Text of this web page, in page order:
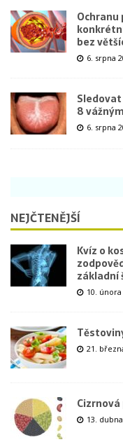
bez
6. srpna
8
6. srpna
NEJČTENĚJŠÍ
Kvíz o
základní
10. února
21.
13.